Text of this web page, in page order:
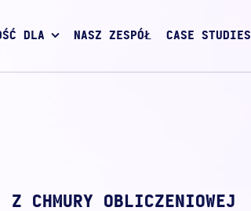
DLA NASZ ZESPÓŁ CASE STUDIES
CHMURY OBLICZENIOWEJ